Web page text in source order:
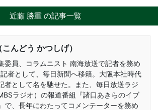
近藤 勝重 の記事一覧
んどう かつしげ）
委員、コラムニスト 南海放送で記者を務め
者として、毎日新聞へ移籍。大阪本社時代
者として名を馳せた。また、毎日放送ラジ
ラジオ）の報道番組『諸口あきらのイブ
で、長年にわたってコメンテーターを務め